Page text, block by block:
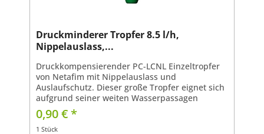
Druckminderer Tropfer 8.5 l/h,
Nippelauslass,...
Druckkompensierender PC-LCNL Einzeltropfer
von Netafim mit Nippelauslass und
Auslaufschutz. Dieser große Tropfer eignet sich
aufgrund seiner weiten Wasserpassagen
hervorragend für den Einsatz bei schlechteren
Wasserqualitäten. In...
0,90 € *
1 Stück